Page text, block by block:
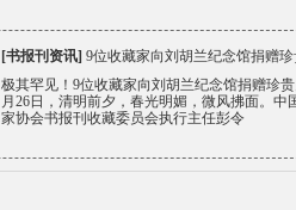
[书报刊资讯] 9位收藏家向刘胡兰纪念馆捐赠
极其罕见！9位收藏家向刘胡兰纪念馆捐赠珍
月26日，清明前夕，春光明媚，微风拂面。中
家协会书报刊收藏委员会执行主任彭令